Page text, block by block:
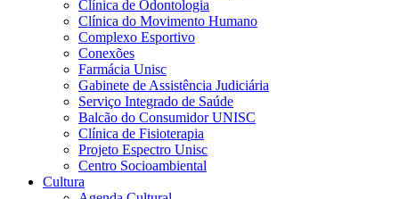
Clínica de Odontologia
Clínica do Movimento Humano
Complexo Esportivo
Conexões
Farmácia Unisc
Gabinete de Assistência Judiciária
Serviço Integrado de Saúde
Balcão do Consumidor UNISC
Clínica de Fisioterapia
Projeto Espectro Unisc
Centro Socioambiental
Cultura